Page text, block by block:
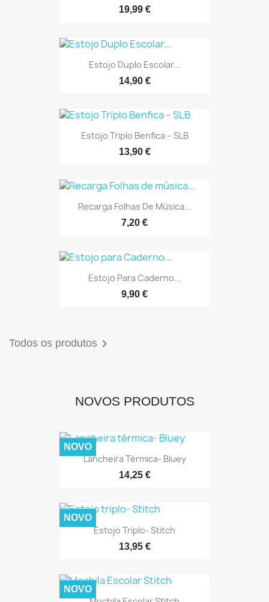
19,99 €
Estojo Duplo Escolar...
14,90 €
Estojo Triplo Benfica – SLB
13,90 €
Recarga Folhas De Música...
7,20 €
Estojo Para Caderno...
9,90 €
Todos os produtos 
NOVOS PRODUTOS
Lancheira Térmica- Bluey
14,25 €
NOVO
Estojo Triplo- Stitch
13,95 €
NOVO
NOVO